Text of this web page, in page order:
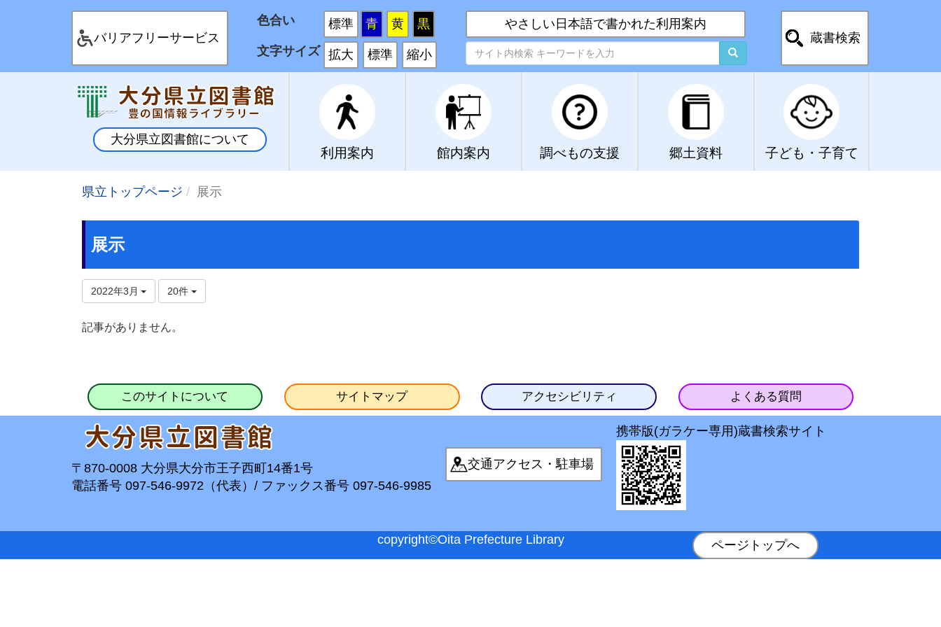
バリアフリーサービス
色合い 標準 青 黄
黒
文字サイズ 拡大 標準 縮小
やさしい日本語で書かれた利用案内
蔵書検索
大分県立図書館について
利用案内 館内案内 調べもの支援 郷土資料 子ども・子育て
県立トップページ 展示
展示
2022年3月 20件
記事がありません。
このサイトについて サイトマップ アクセシビリティ よくある質問
〒870-0008 大分県大分市王子西町14番1号
電話番号 097-546-9972（代表）/ ファックス番号 097-546-9985
交通アクセス・駐車場
携帯版(ガラケー専用)蔵書検索サイト
copyright©Oita Prefecture Library ページトップへ